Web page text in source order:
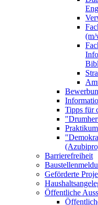
(m/
Tipps für
Praktikum
Barrierefreiheit
Geförderte
Öffentliche